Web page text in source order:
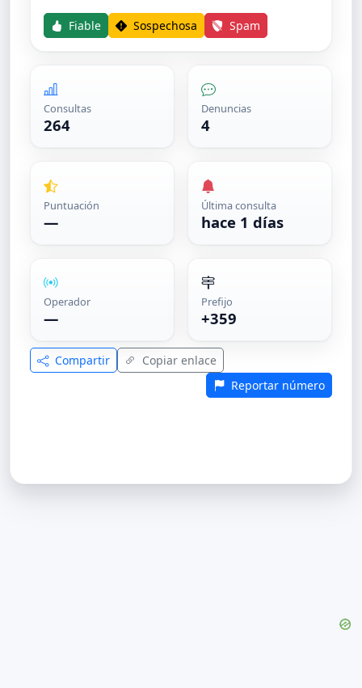
Fiable Sospechosa Spam
Consultas
264
Denuncias
4
Puntuación
—
Última consulta
hace 1 días
Operador
—
Prefijo
+359
Compartir
Copiar enlace
Reportar número